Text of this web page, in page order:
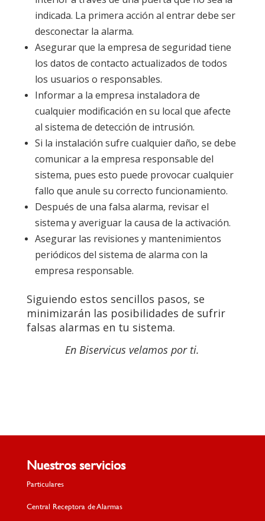
indicada. La primera acción al entrar debe ser
desconectar la alarma.
Asegurar que la empresa de seguridad tiene
los datos de contacto actualizados de todos
los usuarios o responsables.
Informar a la empresa instaladora de
cualquier modificación en su local que afecte
al sistema de detección de intrusión.
Si la instalación sufre cualquier daño, se debe
comunicar a la empresa responsable del
sistema, pues esto puede provocar cualquier
fallo que anule su correcto funcionamiento.
Después de una falsa alarma, revisar el
sistema y averiguar la causa de la activación.
Asegurar las revisiones y mantenimientos
periódicos del sistema de alarma con la
empresa responsable.
Siguiendo estos sencillos pasos, se
minimizarán las posibilidades de sufrir
falsas alarmas en tu sistema.
En Biservicus velamos por ti.
Nuestros servicios
Particulares
Central Receptora de Alarmas